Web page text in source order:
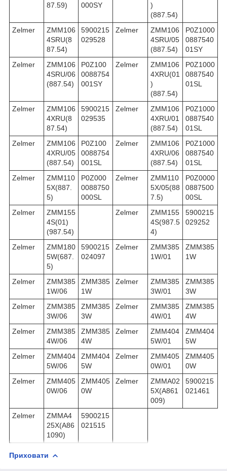
87.59)
000SY
)
(887.54)
Zelmer
ZMM106
4SRU(8
87.54)
5900215
029528
Zelmer
ZMM106
4SRU/05
(887.54)
P0Z1000
0887540
01SY
Zelmer
ZMM106
4SRU/06
(887.54)
P0Z100
0088754
001SY
Zelmer
ZMM106
4XRU(01
)
(887.54)
P0Z1000
0887540
01SL
Zelmer
ZMM106
4XRU(8
87.54)
5900215
029535
Zelmer
ZMM106
4XRU/01
(887.54)
P0Z1000
0887540
01SL
Zelmer
ZMM106
4XRU/05
(887.54)
P0Z100
0088754
001SL
Zelmer
ZMM106
4XRU/06
(887.54)
P0Z1000
0887540
01SL
Zelmer
ZMM110
5X(887.
5)
P0Z000
0088750
000SL
Zelmer
ZMM110
5X/05(88
7.5)
P0Z0000
0887500
00SL
Zelmer
ZMM155
4S(01)
(987.54)
Zelmer
ZMM155
4S(987.5
4)
5900215
029252
Zelmer
ZMM180
5W(687.
5)
5900215
024097
Zelmer
ZMM385
1W/01
ZMM385
1W
Zelmer
ZMM385
1W/06
ZMM385
1W
Zelmer
ZMM385
3W/01
ZMM385
3W
Zelmer
ZMM385
3W/06
ZMM385
3W
Zelmer
ZMM385
4W/01
ZMM385
4W
Zelmer
ZMM385
4W/06
ZMM385
4W
Zelmer
ZMM404
5W/01
ZMM404
5W
Zelmer
ZMM404
5W/06
ZMM404
5W
Zelmer
ZMM405
0W/01
ZMM405
0W
Zelmer
ZMM405
0W/06
ZMM405
0W
Zelmer
ZMMA02
5X(A861
009)
5900215
021461
Zelmer
ZMMA4
25X(A86
1090)
5900215
021515
Приховати